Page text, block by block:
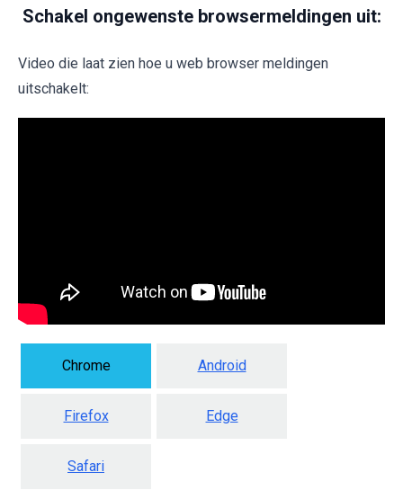
Schakel ongewenste browsermeldingen uit:
Video die laat zien hoe u web browser meldingen
uitschakelt:
Chrome Android
Firefox Edge
Safari